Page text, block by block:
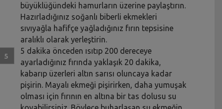
büyüklüğündeki hamurların üzerine paylaştırın.
Hazırladığınız soğanlı biberli ekmekleri
sıvıyağla hafifçe yağladığınız fırın tepsisine
aralıklı olarak yerleştirin.
5 dakika önceden ısıtıp 200 dereceye
ayarladığınız fırında yaklaşık 20 dakika,
kabarıp üzerleri altın sarısı oluncaya kadar
pişirin. Mayalı ekmeği pişirirken, daha yumuşak
olması için fırının en altına bir tas dolusu su